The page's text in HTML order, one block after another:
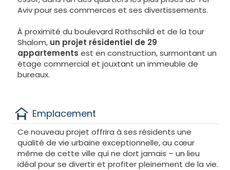
Aviv pour ses commerces et ses divertissements.
À proximité du boulevard Rothschild et de la tour
Shalom, un projet résidentiel de 29
appartements est en construction, surmontant un
étage commercial et jouxtant un immeuble de
bureaux.
Emplacement
Ce nouveau projet offrira à ses résidents une
qualité de vie urbaine exceptionnelle, au cœur
même de cette ville qui ne dort jamais – un lieu
idéal pour se divertir et profiter pleinement de la vie.